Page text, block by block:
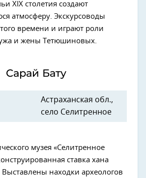
XIX столетия создают
атмосферу. Экскурсоводы
времени и играют роли
и жены Тетюшиновых.
Сарай Бату
Астраханская обл.,
село Селитренное
музея «Селитренное
ставка хана
находки археологов